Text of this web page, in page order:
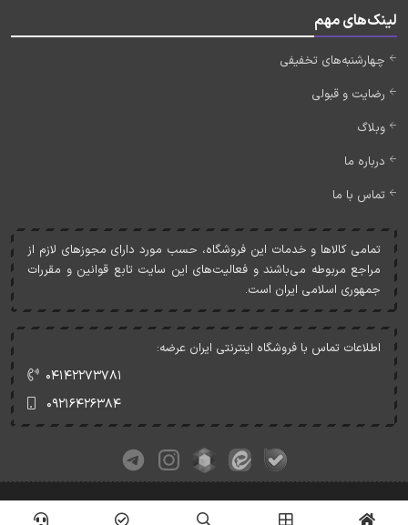
لینک‌های مهم
چهارشنبه‌های تخفیفی
رضایت و قبولی
وبلاگ
درباره ما
تماس با ما
تمامی کالاها و خدمات اين فروشگاه، حسب مورد دارای مجوزهای لازم از
مراجع مربوطه می‌باشند و فعاليت‌های اين سايت تابع قوانين و مقررات
جمهوری اسلامی ايران است.
اطلاعات تماس با فروشگاه اینترنتی ایران عرضه:
۰۴۱۴۲۲۷۳۷۸۱
۰۹۲۱۶۴۲۶۳۸۴
کلیه حقوق این وبسایت متعلق به ایران عرضه می‌باشد.